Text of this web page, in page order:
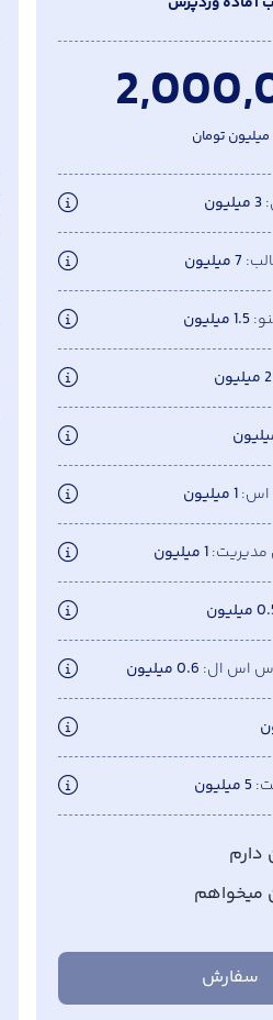
میلیون تومان
3 میلیون
7 میلیون
1.5 میلیون
2 میلیون
اس 1 میلیون
مدیریت 1 میلیون
اس ال 0.6 میلیون
5 میلیون
میخواهم
سفارش